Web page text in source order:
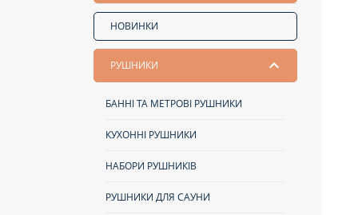
НОВИНКИ
РУШНИКИ
БАННІ ТА МЕТРОВІ РУШНИКИ
КУХОННІ РУШНИКИ
НАБОРИ РУШНИКІВ
РУШНИКИ ДЛЯ САУНИ